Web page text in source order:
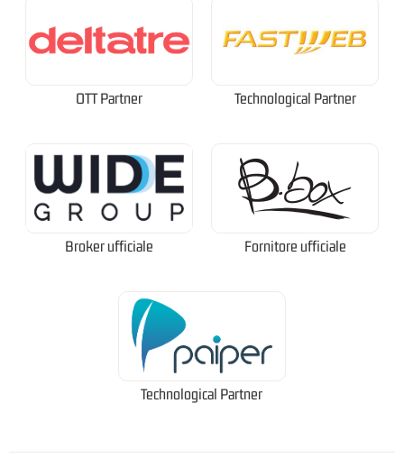
OTT Partner Technological Partner
Broker ufficiale Fornitore ufficiale
Technological Partner